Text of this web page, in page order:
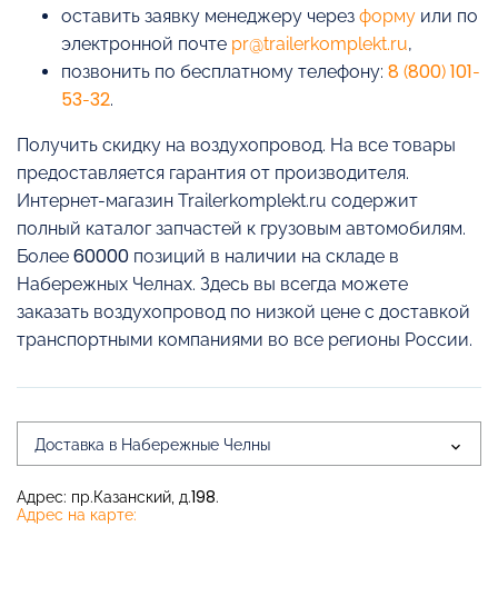
оставить заявку менеджеру через форму или по
электронной почте pr@trailerkomplekt.ru,
позвонить по бесплатному телефону: 8 (800) 101-
53-32.
Получить скидку на воздухопровод. На все товары
предоставляется гарантия от производителя.
Интернет-магазин Trailerkomplekt.ru содержит
полный каталог запчастей к грузовым автомобилям.
Более 60000 позиций в наличии на складе в
Набережных Челнах. Здесь вы всегда можете
заказать воздухопровод по низкой цене с доставкой
транспортными компаниями во все регионы России.
Доставка в Набережные Челны
Адрес: пр.Казанский, д.198.
Адрес на карте: